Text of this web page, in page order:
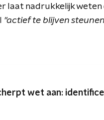
laat nadrukkelijk
"actief te blijven
wet aan: